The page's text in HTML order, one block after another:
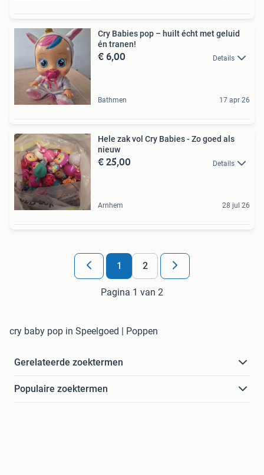
Cry Babies pop – huilt écht met geluid
én tranen!
€ 6,00 Details
Bathmen 17 apr 26
Hele zak vol Cry Babies - Zo goed als
nieuw
€ 25,00 Details
Arnhem 28 jul 26
1 2
Pagina 1 van 2
cry baby pop in Speelgoed | Poppen
Gerelateerde zoektermen
Populaire zoektermen